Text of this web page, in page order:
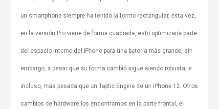
un smartphone siempre ha tenido la forma rectangular, esta vez,
en la versión Pro viene de forma cuadrada, esto optimizaría parte
del espacio interno del iPhone para una batería más grande, sin
embargo, a pesar que su forma cambió sigue siendo robusta, e
incluso, más pesada que un Taptic Engine de un iPhone 12. Otros
cambios de hardware los encontramos en la parte frontal, el